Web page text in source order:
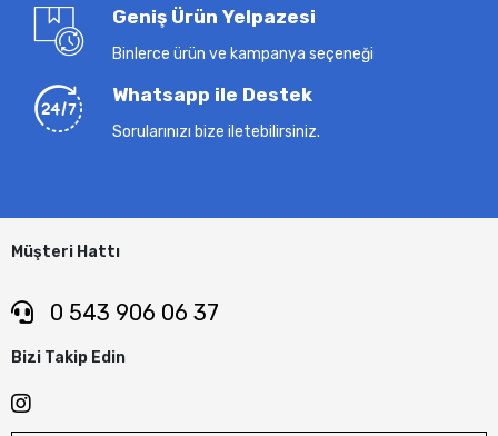
Geniş Ürün Yelpazesi
Binlerce ürün ve kampanya seçeneği
Whatsapp ile Destek
Sorularınızı bize iletebilirsiniz.
Müşteri Hattı
0 543 906 06 37
Bizi Takip Edin